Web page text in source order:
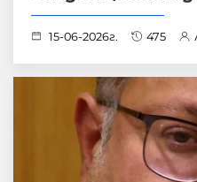
15-06-2026г. 475